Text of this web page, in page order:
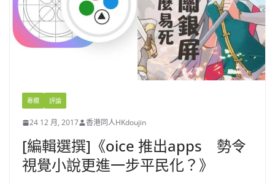
專欄 評論
24 12 月, 2017 香港同人HKdoujin
[編輯選撰]《oice 推出apps 勢令
視覺小說更進一步平民化？》